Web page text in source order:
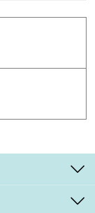
- niedrige